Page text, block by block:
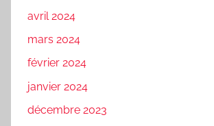
avril 2024
mars 2024
février 2024
janvier 2024
décembre 2023